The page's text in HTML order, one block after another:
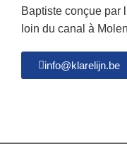
Baptiste conçue par
loin du canal à
info@klarelijn.be